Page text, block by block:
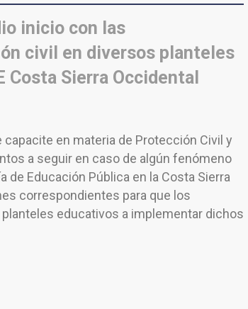
inicio con las
civil en diversos planteles
Costa Sierra Occidental
en materia de Protección Civil y
a seguir en caso de algún fenómeno
de Educación Pública en la Costa Sierra
correspondientes para que los
educativos a implementar dichos